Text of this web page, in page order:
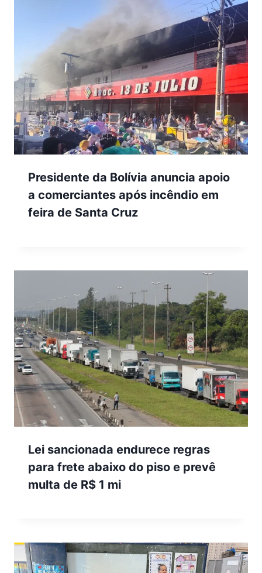
Presidente da Bolívia anuncia apoio
a comerciantes após incêndio em
feira de Santa Cruz
Lei sancionada endurece regras
para frete abaixo do piso e prevê
multa de R$ 1 mi